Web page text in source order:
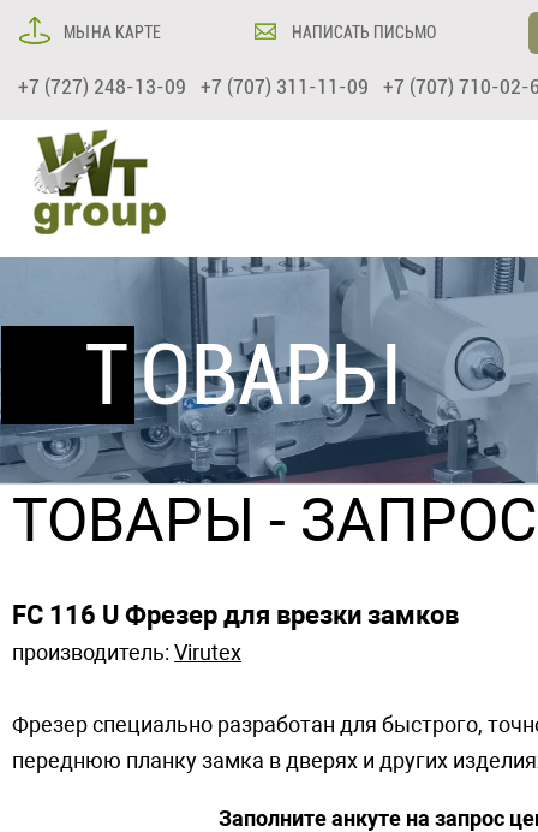
МЫ НА КАРТЕ НАПИСАТЬ ПИСЬМО
+7 (727) 248-13-09 +7 (707) 311-11-09 +7 (707) 710-02-
ТОВАРЫ
ТОВАРЫ -
FC 116 U Фрезер для врезки замков
производитель: Virutex
Фрезер специально разработан для быстрого,
переднюю планку замка в дверях и других
Заполните анкуте на запрос